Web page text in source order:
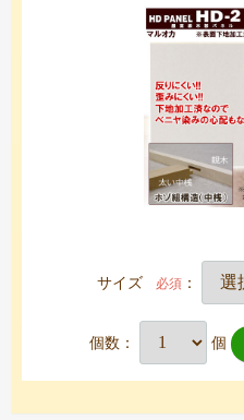
サイズ 必須 ：
個数： 個